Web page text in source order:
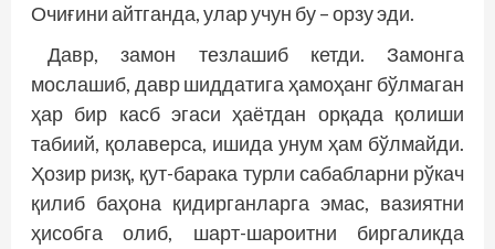
Очиғини айтганда, улар учун бу – орзу эди.
Давр, замон тезлашиб кетди. Замонга
мослашиб, давр шиддатига ҳамоҳанг бўлмаган
ҳар бир касб эгаси ҳаётдан орқада қолиши
табиий, қолаверса, ишида унум ҳам бўлмайди.
Ҳозир ризқ, қут-барака турли сабабларни рўкач
қилиб баҳона қидирганларга эмас, вазиятни
ҳисобга олиб, шарт-шароитни биргаликда